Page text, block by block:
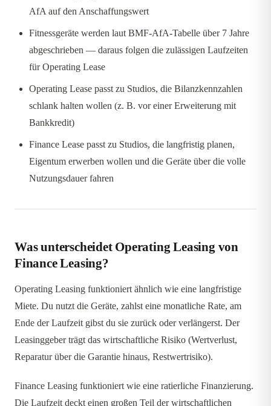
AfA auf den Anschaffungswert
Fitnessgeräte werden laut BMF-AfA-Tabelle über 7 Jahre
abgeschrieben — daraus folgen die zulässigen Laufzeiten
für Operating Lease
Operating Lease passt zu Studios, die Bilanzkennzahlen
schlank halten wollen (z. B. vor einer Erweiterung mit
Bankkredit)
Finance Lease passt zu Studios, die langfristig planen,
Eigentum erwerben wollen und die Geräte über die volle
Nutzungsdauer fahren
Was unterscheidet Operating Leasing von
Finance Leasing?
Operating Leasing funktioniert ähnlich wie eine langfristige
Miete. Du nutzt die Geräte, zahlst eine monatliche Rate, am
Ende der Laufzeit gibst du sie zurück oder verlängerst. Der
Leasinggeber trägt das wirtschaftliche Risiko (Wertverlust,
Reparatur über die Garantie hinaus, Restwertrisiko).
Finance Leasing funktioniert wie eine ratierliche Finanzierung.
Die Laufzeit deckt einen großen Teil der wirtschaftlichen